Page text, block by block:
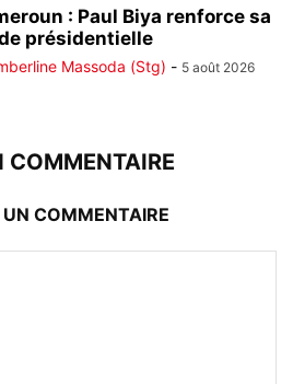
: Paul Biya renforce sa
présidentielle
Massoda (Stg) - 5 août 2026
COMMENTAIRE
UN COMMENTAIRE